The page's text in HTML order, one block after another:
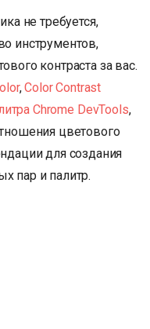
не требуется,
инструментов,
контраста за вас.
,Color Contrast
Chrome DevTools,
цветового
для создания
пар и палитр.